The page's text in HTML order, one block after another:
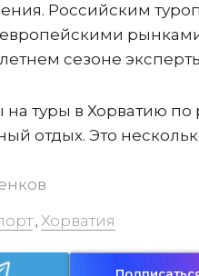
Российским
европейскими
сезоне
туры в Хорватию по
отдых. Это
, Хорватия